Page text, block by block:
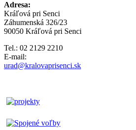
Adresa:
Kráľová pri Senci
Záhumenská 326/23
90050 Kráľová pri Senci
Tel.: 02 2129 2210
E-mail:
urad@kralovaprisenci.sk